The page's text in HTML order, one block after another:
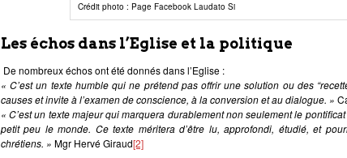
Crédit photo : Page Facebook Laudato Si
Les échos dans l’Eglise et la politique
De nombreux échos ont été donnés dans l’Eglise :
« C’est un texte humble qui ne prétend pas offrir une solution ou des
causes et invite à l’examen de conscience, à la conversion et au dialogue. »
« C’est un texte majeur qui marquera durablement non seulement le
petit peu le monde. Ce texte méritera d’être lu, approfondi, étudié, et
chrétiens. » Mgr Hervé Giraud[2]